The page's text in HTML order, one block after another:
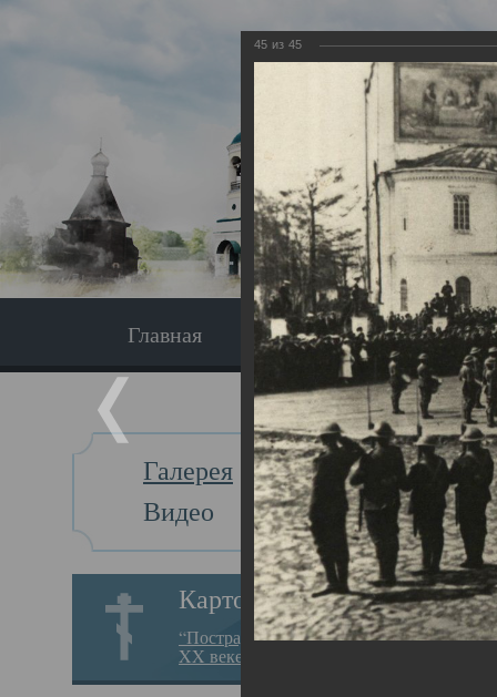
Главная Экскурсия
Галерея
Видео
Картотека
“Пострадавшие за веру в
XX веке на Севере”
Главная
45 из 45